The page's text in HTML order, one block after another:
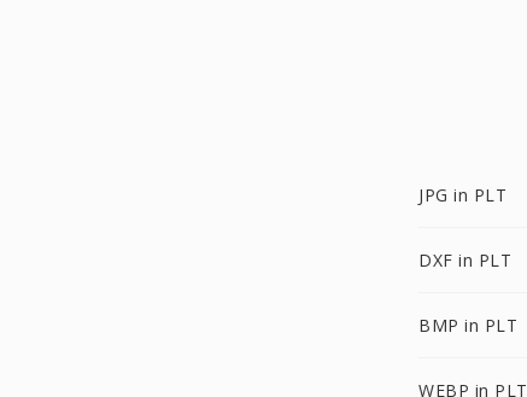
JPG in PLT
DXF in PLT
BMP in PLT
WEBP in PLT